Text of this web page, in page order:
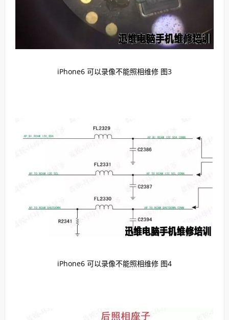
iPhone6 可以录像不能照相维修 图3
iPhone6 可以录像不能照相维修 图4